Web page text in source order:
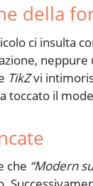
della
ci insulta
TikZvi
toccato il
che “Modern